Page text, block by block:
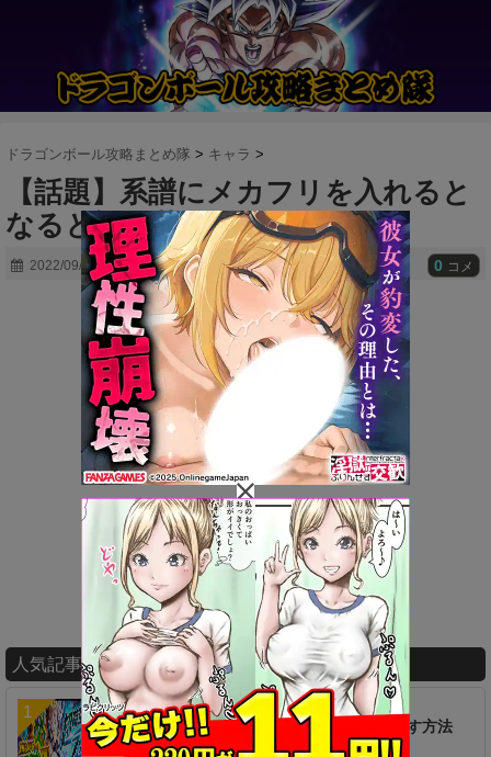
ドラゴンボール攻略まとめ隊 > キャラ >
【話題】系譜にメカフリを入れると
なると誰を落とすべきか
2022/09/01 0 コメ
人気記事ランキング
【疑問】超時空ラッシュは一つ前からやり直す方法
は無いのか…？